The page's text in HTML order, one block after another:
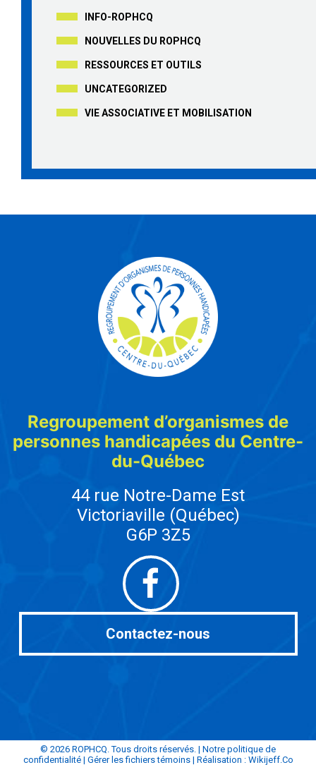
INFO-ROPHCQ
NOUVELLES DU ROPHCQ
RESSOURCES ET OUTILS
UNCATEGORIZED
VIE ASSOCIATIVE ET MOBILISATION
Regroupement d’organismes de
personnes handicapées du Centre-
du-Québec
44 rue Notre-Dame Est
Victoriaville (Québec)
G6P 3Z5
Facebook
Contactez-nous
© 2026 ROPHCQ. Tous droits réservés. | Notre politique de
confidentialité| Gérer les fichiers témoins| Réalisation : Wikijeff.Co